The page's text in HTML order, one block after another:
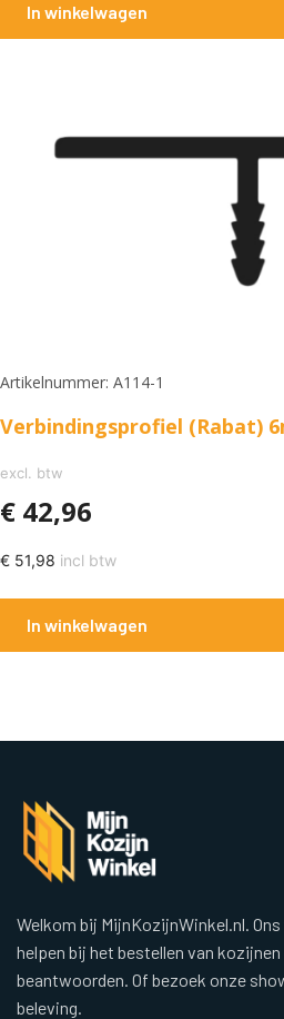
In winkelwagen
Artikelnummer: A114-1
Verbindingsprofiel (Rabat)
excl. btw
€ 42,96
€ 51,98 incl btw
In winkelwagen
Welkom bij MijnKozijnWinkel.nl.
helpen bij het bestellen van
beantwoorden. Of bezoek onze
beleving.